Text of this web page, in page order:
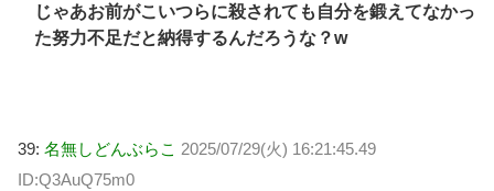
じゃあお前がこいつらに殺されても自分を鍛えてなかっ
た努力不足だと納得するんだろうな？w
39: 名無しどんぶらこ 2025/07/29(火) 16:21:45.49
ID:Q3AuQ75m0